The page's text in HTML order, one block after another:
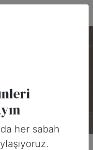
Day — 1
her sabah